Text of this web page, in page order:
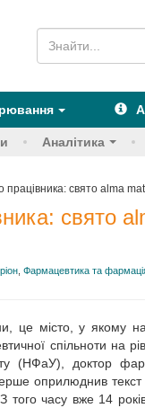
Аналітика
свято alma
свято
Фармацевтика та
це місто, у якому
спільноти на
(НФаУ), доктор
оприлюднив текст
З того часу вже 14